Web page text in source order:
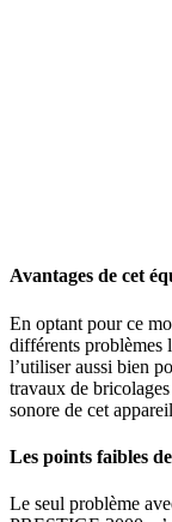
Avantages de cet
En optant pour ce
différents problèmes
l’utiliser aussi bien
travaux de
sonore de cet
Les points faibles
Le seul problème